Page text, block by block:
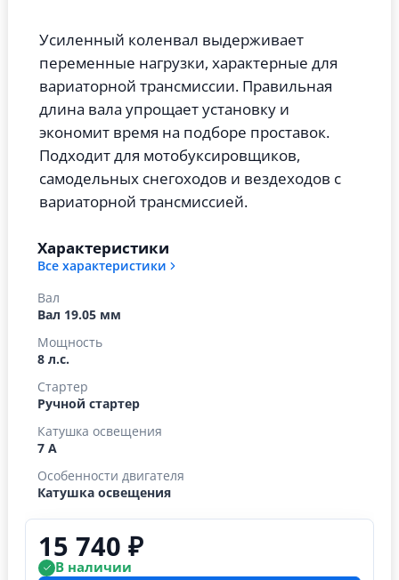
Усиленный коленвал выдерживает
переменные нагрузки, характерные для
вариаторной трансмиссии. Правильная
длина вала упрощает установку и
экономит время на подборе проставок.
Подходит для мотобуксировщиков,
самодельных снегоходов и вездеходов с
вариаторной трансмиссией.
Характеристики
Все характеристики
Вал
Вал 19.05 мм
Мощность
8 л.с.
Стартер
Ручной стартер
Катушка освещения
7 А
Особенности двигателя
Катушка освещения
15 740 ₽
В наличии